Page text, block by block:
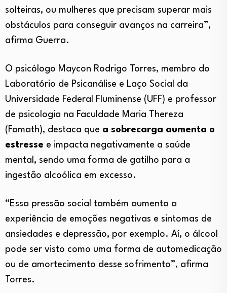
solteiras, ou mulheres que precisam superar mais
obstáculos para conseguir avanços na carreira”,
afirma Guerra.
O psicólogo Maycon Rodrigo Torres, membro do
Laboratório de Psicanálise e Laço Social da
Universidade Federal Fluminense (UFF) e professor
de psicologia na Faculdade Maria Thereza
(Famath), destaca que a sobrecarga aumenta o
estresse e impacta negativamente a saúde
mental, sendo uma forma de gatilho para a
ingestão alcoólica em excesso.
“Essa pressão social também aumenta a
experiência de emoções negativas e sintomas de
ansiedades e depressão, por exemplo. Aí, o álcool
pode ser visto como uma forma de automedicação
ou de amortecimento desse sofrimento”, afirma
Torres.